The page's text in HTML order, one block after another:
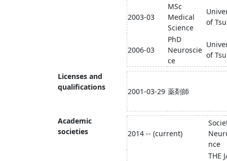
2003-03
MSc
Medical
Science
of
2006-03
PhD
Neuroscie
ce
of
Licenses and
qualifications
2001-03-29 薬剤師
Academic
societies
2014 -- (current)
nce
THE